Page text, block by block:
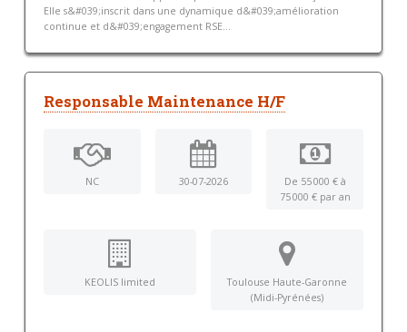
Elle s&#039;inscrit dans une dynamique d&#039;amélioration
continue et d&#039;engagement RSE...
Responsable Maintenance H/F
NC 30-07-2026
De 55 000 € à
75 000 € par an
KEOLIS limited
Toulouse Haute-Garonne
(Midi-Pyrénées)